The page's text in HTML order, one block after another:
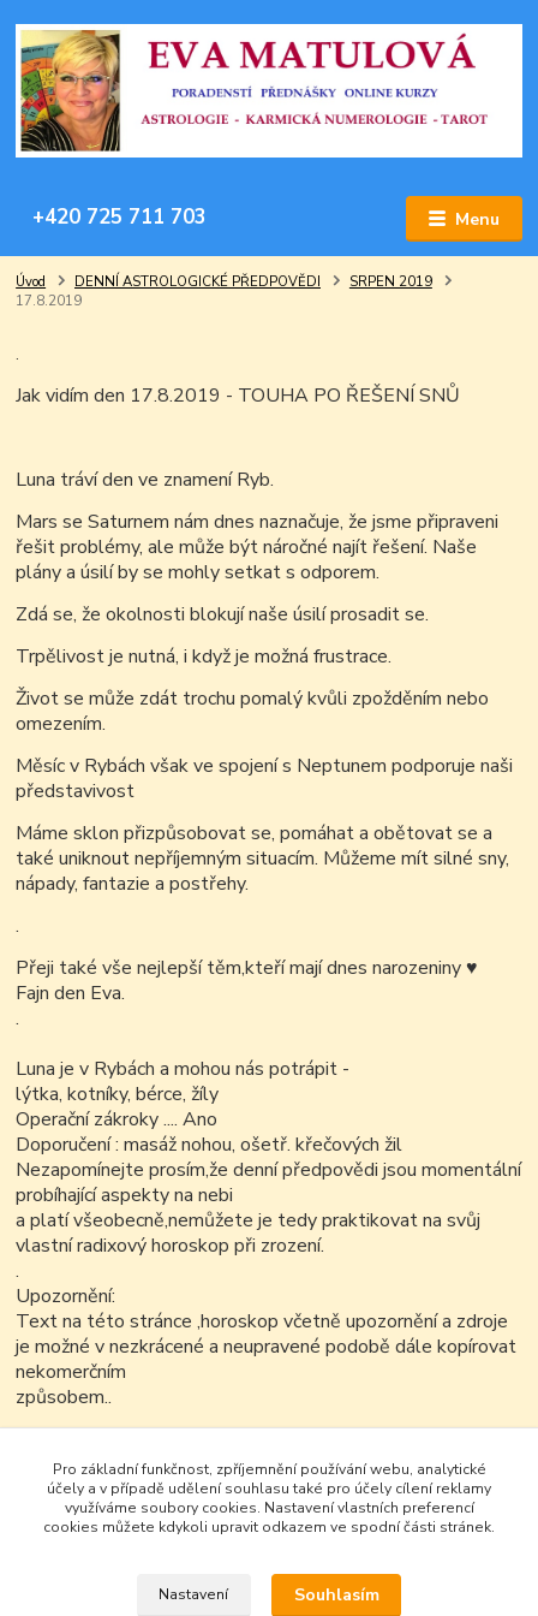
Menu
+420 725 711 703
Úvod DENNÍ ASTROLOGICKÉ PŘEDPOVĚDI
SRPEN 2019
17.8.2019
.
Jak vidím den 17.8.2019 - TOUHA PO ŘEŠENÍ SNŮ
Luna tráví den ve znamení Ryb.
Mars se Saturnem nám dnes naznačuje, že jsme připraveni
řešit problémy, ale může být náročné najít řešení. Naše
plány a úsilí by se mohly setkat s odporem.
Zdá se, že okolnosti blokují naše úsilí prosadit se.
Trpělivost je nutná, i když je možná frustrace.
Život se může zdát trochu pomalý kvůli zpožděním nebo
omezením.
Měsíc v Rybách však ve spojení s Neptunem podporuje naši
představivost
Máme sklon přizpůsobovat se, pomáhat a obětovat se a
také uniknout nepříjemným situacím. Můžeme mít silné sny,
nápady, fantazie a postřehy.
.
Přeji také vše nejlepší těm,kteří mají dnes narozeniny♥
Fajn den Eva.
.
Luna je v Rybách a mohou nás potrápit -
lýtka, kotníky, bérce, žíly
Operační zákroky .... Ano
Doporučení : masáž nohou, ošetř. křečových žil
Nezapomínejte prosím,že denní předpovědi jsou momentální
probíhající aspekty na nebi
a platí všeobecně,nemůžete je tedy praktikovat na svůj
vlastní radixový horoskop při zrození.
.
Upozornění:
Text na této stránce ,horoskop včetně upozornění a zdroje
je možné v nezkrácené a neupravené podobě dále kopírovat
nekomerčním
způsobem..
Pro základní funkčnost, zpříjemnění používání webu, analytické
účely a v případě udělení souhlasu také pro účely cílení reklamy
využíváme soubory cookies. Nastavení vlastních preferencí
cookies můžete kdykoli upravit odkazem ve spodní části stránek.
Nastavení Souhlasím